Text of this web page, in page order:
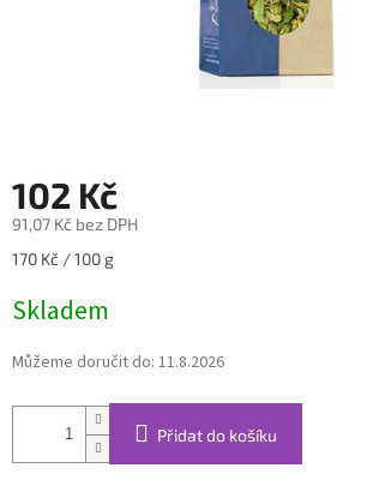
102 Kč
91,07 Kč bez DPH
Měrná
170 Kč / 100 g
Skladem
Můžeme doručit do: 11.8.2026
Přidat do košíku